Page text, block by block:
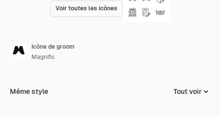
Voir toutes les icônes
Icône de groom
Magnific
Même style Tout voir